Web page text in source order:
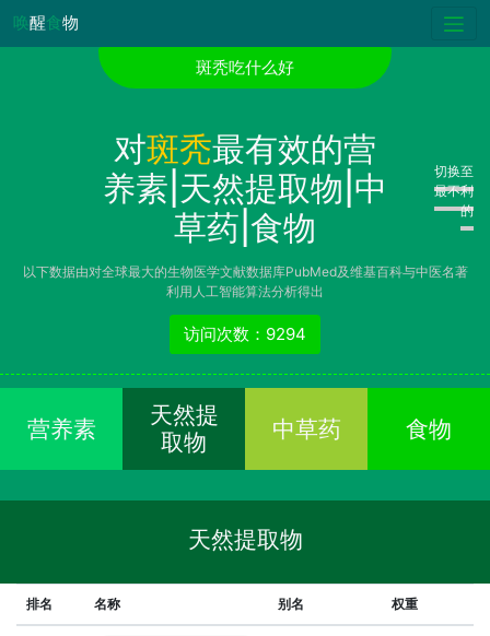
唤醒食物
斑秃吃什么好
对斑秃最有效的营
养素|天然提取物|中
草药|食物
切换至
最不利
的
以下数据由对全球最大的生物医学文献数据库PubMed及维基百科与中医名著
利用人工智能算法分析得出
访问次数：9294
营养素
天然提
取物
中草药 食物
天然提取物
排名 名称 别名 权重